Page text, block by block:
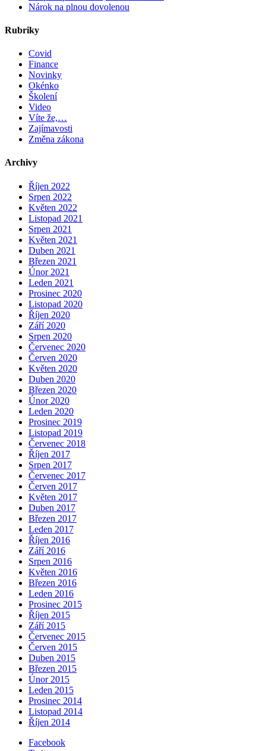
Nárok na plnou dovolenou
Rubriky
Covid
Finance
Novinky
Okénko
Školení
Video
Víte že,…
Zajímavosti
Změna zákona
Archivy
Říjen 2022
Srpen 2022
Květen 2022
Listopad 2021
Srpen 2021
Květen 2021
Duben 2021
Březen 2021
Únor 2021
Leden 2021
Prosinec 2020
Listopad 2020
Říjen 2020
Září 2020
Srpen 2020
Červenec 2020
Červen 2020
Květen 2020
Duben 2020
Březen 2020
Únor 2020
Leden 2020
Prosinec 2019
Listopad 2019
Červenec 2018
Říjen 2017
Srpen 2017
Červenec 2017
Červen 2017
Květen 2017
Duben 2017
Březen 2017
Leden 2017
Říjen 2016
Září 2016
Srpen 2016
Květen 2016
Březen 2016
Leden 2016
Prosinec 2015
Říjen 2015
Září 2015
Červenec 2015
Červen 2015
Duben 2015
Březen 2015
Únor 2015
Leden 2015
Prosinec 2014
Listopad 2014
Říjen 2014
Facebook